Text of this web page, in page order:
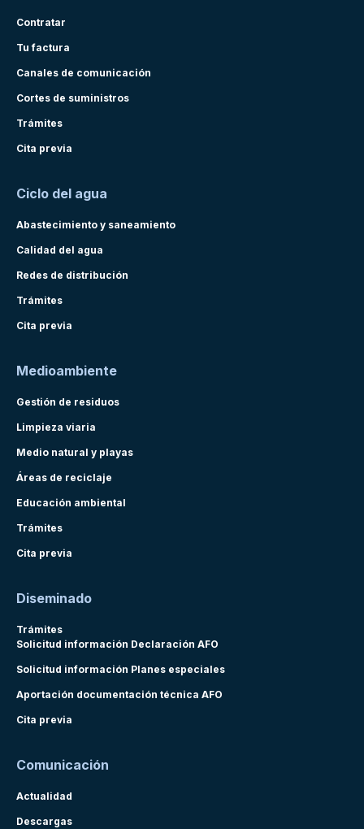
Contratar
Tu factura
Canales de comunicación
Cortes de suministros
Trámites
Cita previa
Ciclo del agua
Abastecimiento y saneamiento
Calidad del agua
Redes de distribución
Trámites
Cita previa
Medioambiente
Gestión de residuos
Limpieza viaria
Medio natural y playas
Áreas de reciclaje
Educación ambiental
Trámites
Cita previa
Diseminado
Trámites
Solicitud información Declaración AFO
Solicitud información Planes especiales
Aportación documentación técnica AFO
Cita previa
Comunicación
Actualidad
Descargas